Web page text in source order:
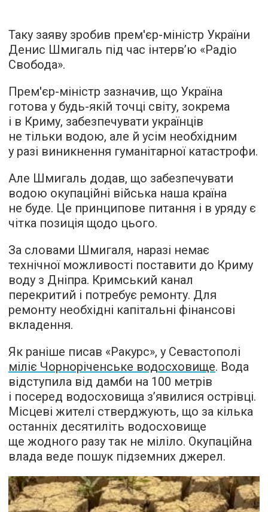
Таку заяву зробив прем'єр-міністр України
Денис Шмигаль під час інтерв’ю «Радіо
Свобода».
Прем'єр-міністр зазначив, що Україна
готова у будь-якій точці світу, зокрема
і в Криму, забезпечувати українців
не тільки водою, але й усім необхідним
у разі виникнення гуманітарної катастрофи.
Але Шмигаль додав, що забезпечувати
водою окупаційні війська наша країна
не буде. Це принципове питання і в уряду є
чітка позиція щодо цього.
За словами Шмигаля, наразі немає
технічної можливості поставити до Криму
воду з Дніпра. Кримський канал
перекритий і потребує ремонту. Для
ремонту необхідні капітальні фінансові
вкладення.
Як раніше писав «Ракурс», у Севастополі
міліє Чорноріченське водосховище. Вода
відступила від дамби на 100 метрів
і посеред водосховища з’явилися острівці.
Місцеві жителі стверджують, що за кілька
останніх десятиліть водосховище
ще жодного разу так не міліло. Окупаційна
влада веде пошук підземних джерел.